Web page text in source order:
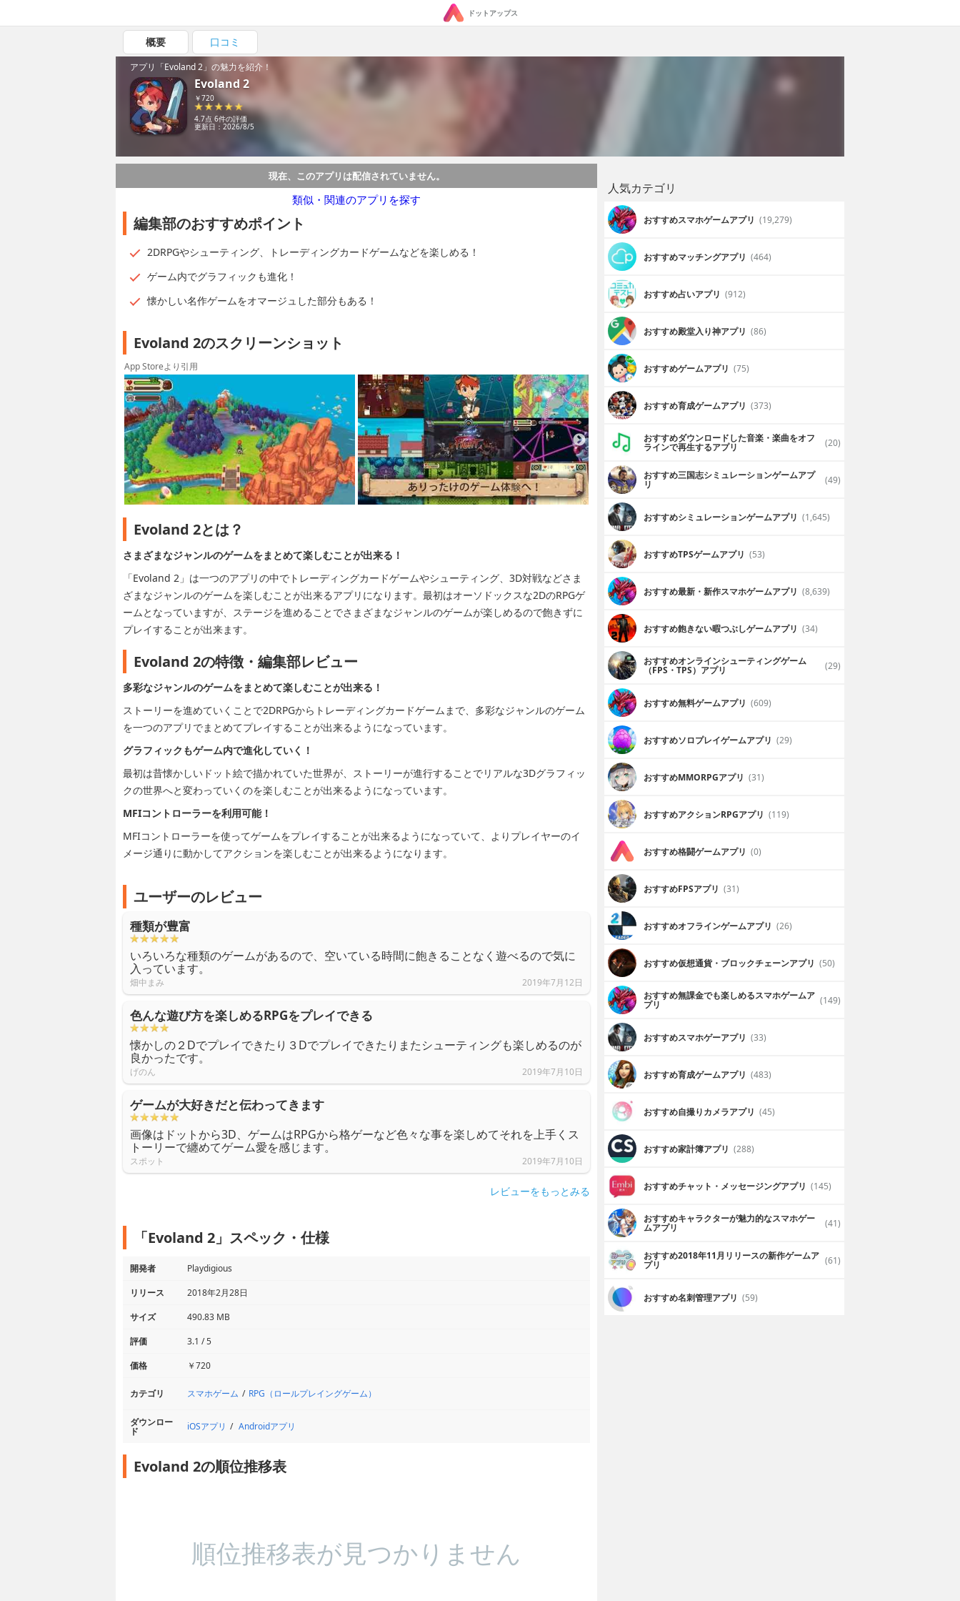
ドットアップス
概要 口コミ
アプリ「Evoland 2」の魅力を紹介！
Evoland 2
￥720
4.7点 6件の評価
更新日：2026/8/5
現在、このアプリは配信されていません。
類似・関連のアプリを探す
編集部のおすすめポイント
2DRPGやシューティング、トレーディングカードゲームなどを楽しめる！
ゲーム内でグラフィックも進化！
懐かしい名作ゲームをオマージュした部分もある！
Evoland 2のスクリーンショット
App Storeより引用
Evoland 2とは？
さまざまなジャンルのゲームをまとめて楽しむことが出来る！
「Evoland 2」は一つのアプリの中でトレーディングカードゲームやシューティング、3D対戦などさま
ざまなジャンルのゲームを楽しむことが出来るアプリになります。最初はオーソドックスな2DのRPGゲ
ームとなっていますが、ステージを進めることでさまざまなジャンルのゲームが楽しめるので飽きずに
プレイすることが出来ます。
Evoland 2の特徴・編集部レビュー
多彩なジャンルのゲームをまとめて楽しむことが出来る！
ストーリーを進めていくことで2DRPGからトレーディングカードゲームまで、多彩なジャンルのゲーム
を一つのアプリでまとめてプレイすることが出来るようになっています。
グラフィックもゲーム内で進化していく！
最初は昔懐かしいドット絵で描かれていた世界が、ストーリーが進行することでリアルな3Dグラフィッ
クの世界へと変わっていくのを楽しむことが出来るようになっています。
MFIコントローラーを利用可能！
MFIコントローラーを使ってゲームをプレイすることが出来るようになっていて、よりプレイヤーのイ
メージ通りに動かしてアクションを楽しむことが出来るようになります。
ユーザーのレビュー
種類が豊富
いろいろな種類のゲームがあるので、空いている時間に飽きることなく遊べるので気に
入っています。
畑中まみ 2019年7月12日
色んな遊び方を楽しめるRPGをプレイできる
懐かしの２Dでプレイできたり３Dでプレイできたりまたシューティングも楽しめるのが
良かったです。
げのん 2019年7月10日
ゲームが大好きだと伝わってきます
画像はドットから3D、ゲームはRPGから格ゲーなど色々な事を楽しめてそれを上手くス
トーリーで纏めてゲーム愛を感じます。
スポット 2019年7月10日
レビューをもっとみる
「Evoland 2」スペック・仕様
開発者
Playdigious
リリース
2018年2月28日
サイズ
490.83 MB
評価
3.1 / 5
価格
￥720
カテゴリ スマホゲーム RPG（ロールプレイングゲーム）
ダウンロー
ド iOSアプリ Androidアプリ
Evoland 2の順位推移表
順位推移表が見つかりません
人気カテゴリ
おすすめスマホゲームアプリ (19,279)
おすすめマッチングアプリ (464)
おすすめ占いアプリ (912)
おすすめ殿堂入り神アプリ (86)
おすすめゲームアプリ (75)
おすすめ育成ゲームアプリ (373)
おすすめダウンロードした音楽・楽曲をオフ
ラインで再生するアプリ (20)
おすすめ三国志シミュレーションゲームアプ
リ (49)
おすすめシミュレーションゲームアプリ (1,645)
おすすめTPSゲームアプリ (53)
おすすめ最新・新作スマホゲームアプリ (8,639)
おすすめ飽きない暇つぶしゲームアプリ (34)
おすすめオンラインシューティングゲーム
（FPS・TPS）アプリ (29)
おすすめ無料ゲームアプリ (609)
おすすめソロプレイゲームアプリ (29)
おすすめ MMORPGアプリ (31)
おすすめアクションRPGアプリ (119)
おすすめ格闘ゲームアプリ (0)
おすすめFPSアプリ (31)
おすすめオフラインゲームアプリ (26)
おすすめ仮想通貨・ブロックチェーンアプリ (50)
おすすめ無課金でも楽しめるスマホゲームア
プリ (149)
おすすめスマホゲーアプリ (33)
おすすめ育成ゲームアプリ (483)
おすすめ自撮りカメラアプリ (45)
おすすめ家計簿アプリ (288)
おすすめチャット・メッセージングアプリ (145)
おすすめキャラクターが魅力的なスマホゲー
ムアプリ (41)
おすすめ2018年11月リリースの新作ゲームア
プリ (61)
おすすめ名刺管理アプリ (59)